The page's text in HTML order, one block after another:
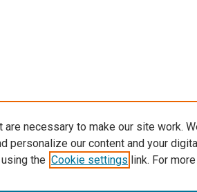
are necessary to make our site work.
personalize our content and your
the Cookie settings link. For